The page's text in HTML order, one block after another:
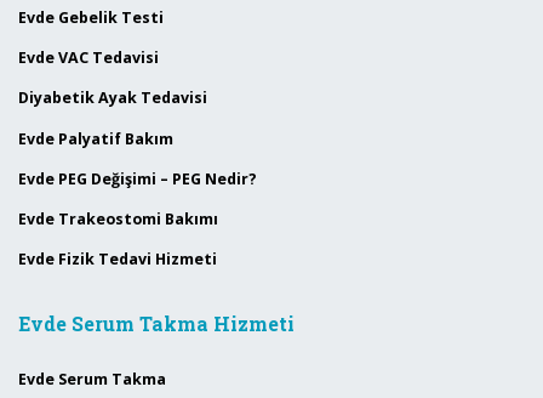
Evde Gebelik Testi
Evde VAC Tedavisi
Diyabetik Ayak Tedavisi
Evde Palyatif Bakım
Evde PEG Değişimi – PEG Nedir?
Evde Trakeostomi Bakımı
Evde Fizik Tedavi Hizmeti
Evde Serum Takma Hizmeti
Evde Serum Takma